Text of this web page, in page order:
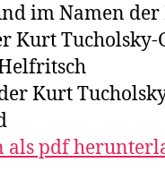
im Namen
Kurt Tucholsky-
Kurt
als pdf